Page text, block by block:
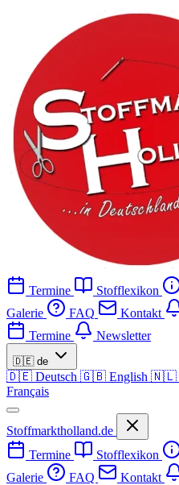
Termine Stofflexikon
Galerie
FAQ Kontakt
Termine
Newsletter
🇩🇪 de
🇩🇪 Deutsch 🇬🇧 English 🇳🇱
Français
Stoffmarktholland.de
Termine
Stofflexikon
Galerie
FAQ Kontakt